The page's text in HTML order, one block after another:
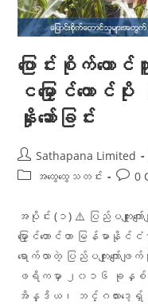
ပြောင်းစိုက်တောင်
ငမြှောင်တောင်
နှိုးဆော်ခြင်း
Sathapana Limited
အထွေထွေသတင်း
0
အပိုင်း (၁) ⚠️ ပြည်ပကျူးကျေ
မြှောင်တောင်ဟာ မြန်
ရောက်လာတဲ့ ပြည်ပကျုးကျော်ဖ
ဖရိကမှာ ၂၀၁၆ ခုနှစ်မှာ ဆို
အိန္ဒိယ၊ ဘင်္ဂလားဒေ့ရှ်